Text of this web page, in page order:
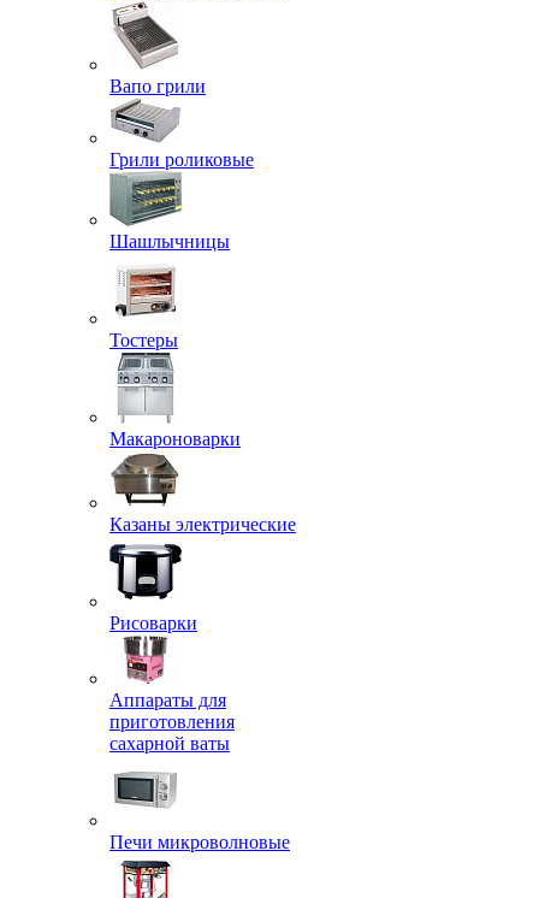
Вапо грили
Грили роликовые
Шашлычницы
Тостеры
Макароноварки
Казаны электрические
Рисоварки
Аппараты для
приготовления
сахарной ваты
Печи микроволновые